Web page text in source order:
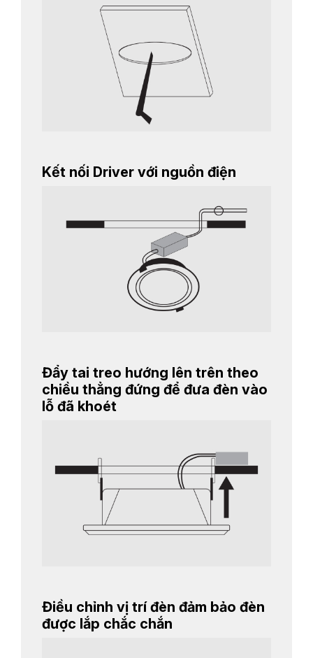
Kết nối Driver với nguồn điện
Đẩy tai treo hướng lên trên theo
chiều thẳng đứng để đưa đèn vào
lỗ đã khoét
Điều chỉnh vị trí đèn đảm bảo đèn
được lắp chắc chắn